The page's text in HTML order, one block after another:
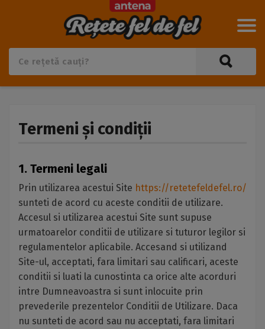
Termeni și condiții
1. Termeni legali
Prin utilizarea acestui Site https://retetefeldefel.ro/
sunteti de acord cu aceste conditii de utilizare.
Accesul si utilizarea acestui Site sunt supuse
urmatoarelor conditii de utilizare si tuturor legilor si
regulamentelor aplicabile. Accesand si utilizand
Site-ul, acceptati, fara limitari sau calificari, aceste
conditii si luati la cunostinta ca orice alte acorduri
intre Dumneavoastra si sunt inlocuite prin
prevederile prezentelor Conditii de Utilizare. Daca
nu sunteti de acord sau nu acceptati, fara limitari